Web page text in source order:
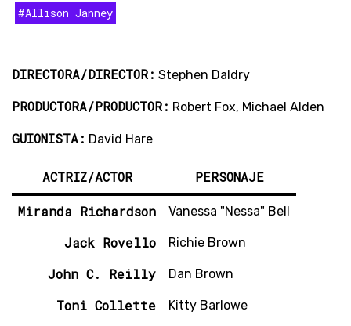
#Allison Janney
DIRECTORA/DIRECTOR: Stephen Daldry
PRODUCTORA/PRODUCTOR: Robert Fox, Michael Alden
GUIONISTA: David Hare
ACTRIZ/ACTOR PERSONAJE
Miranda Richardson Vanessa "Nessa" Bell
Jack Rovello Richie Brown
John C. Reilly Dan Brown
Toni Collette Kitty Barlowe